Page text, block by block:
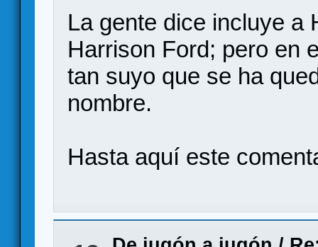
La gente dice incluye a
Harrison Ford; pero en
tan suyo que se ha
nombre.
Hasta aquí este